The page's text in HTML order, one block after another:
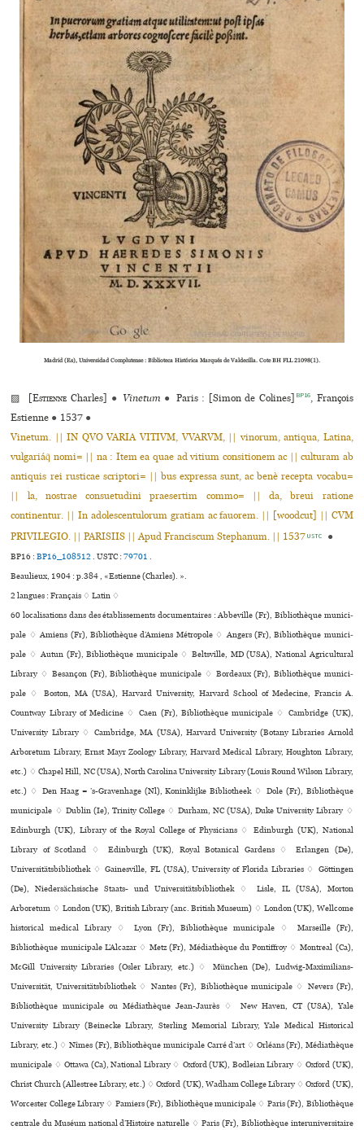
Madrid (Es), Universidad Complutense : Biblioteca Histórica Marqués de Valdecilla. Cote BH FLL 21098(1).
▨ [Estienne Charles] ● Vinetum ● Paris : [Simon de Colines] BP16, François
Estienne ● 1537 ●
Vinetum. || IN QVO VARIA VITIVM, VVARVM, || vinorum, antiqua, Latina,
vulgariáq̃ nomi= || na : Item ea quae ad vitium consitionem ac || culturam ab
antiquis rei rusticae scriptori= || bus expressa sunt, ac benè recepta vocabu=
|| la, nostrae consuetudini praesertim commo= || da, breui ratione
continentur. || In adolescentulorum gratiam ac fauorem. || [woodcut] || CVM
PRIVILEGIO. || PARISIIS || Apud Franciscum Stephanum. || 1537 USTC ●
BP16 :BP16_108512.USTC :79701.
Beaulieux, 1904 : p.384 , «Estienne (Charles). ».
2 langues :Français ♢Latin ♢
60 localisations dans des établissements documentaires : Abbeville (Fr), Bibliothèque muni­ci­
pale ♢ Amiens (Fr), Bibliothèque d’Amiens Métropole ♢ Angers (Fr), Bibliothèque muni­ci­
pale ♢ Autun (Fr), Bibliothèque muni­ci­pale ♢ Beltsville, MD (USA), National Agricultural
Library ♢ Besançon (Fr), Bibliothèque muni­ci­pale ♢ Bordeaux (Fr), Bibliothèque muni­ci­
pale ♢ Boston, MA (USA), Harvard University, Harvard School of Medecine, Francis A.
Countway Library of Medicine ♢ Caen (Fr), Bibliothèque muni­ci­pale ♢ Cambridge (UK),
University Library ♢ Cambridge, MA (USA), Harvard University (Botany Libraries Arnold
Arboretum Library, Ernst Mayr Zoology Library, Harvard Medical Library, Houghton Library,
etc.) ♢ Chapel Hill, NC (USA), North Carolina University Library (Louis Round Wilson Library,
etc.) ♢ Den Haag = ’s-Gravenhage (Nl), Koninklijke Bibliotheek ♢ Dole (Fr), Bibliothèque
muni­ci­pale ♢ Dublin (Ie), Trinity College ♢ Durham, NC (USA), Duke University Library ♢
Edinburgh (UK), Library of the Royal College of Physicians ♢ Edinburgh (UK), National
Library of Scotland ♢ Edinburgh (UK), Royal Botanical Gardens ♢ Erlangen (De),
Universitätsbibliothek ♢ Gainesville, FL (USA), University of Florida Libraries ♢ Göttingen
(De), Niedersächsische Staats- und Universitätsbibliothek ♢ Lisle, IL (USA), Morton
Arboretum ♢ London (UK), British Library (anc. British Museum) ♢ London (UK), Wellcome
his­to­ri­cal medi­cal Library ♢ Lyon (Fr), Bibliothèque muni­ci­pale ♢ Marseille (Fr),
Bibliothèque muni­ci­pale L’Alcazar ♢ Metz (Fr), Médiathèque du Pontiffroy ♢ Montreal (Ca),
McGill University Libraries (Osler Library, etc.) ♢ München (De), Ludwig-Maximilians-
Universität, Universitätsbibliothek ♢ Nantes (Fr), Bibliothèque muni­ci­pale ♢ Nevers (Fr),
Bibliothèque muni­ci­pale ou Médiathèque Jean-Jaurès ♢ New Haven, CT (USA), Yale
University Library (Beinecke Library, Sterling Memorial Library, Yale Medical Historical
Library, etc.) ♢ Nîmes (Fr), Bibliothèque muni­ci­pale Carré d’art ♢ Orléans (Fr), Médiathèque
muni­ci­pale ♢ Ottawa (Ca), National Library ♢ Oxford (UK), Bodleian Library ♢ Oxford (UK),
Christ Church (Allestree Library, etc.) ♢ Oxford (UK), Wadham College Library ♢ Oxford (UK),
Worcester College Library ♢ Pamiers (Fr), Bibliothèque municipale ♢ Paris (Fr), Bibliothèque
cen­trale du Muséum natio­nal d’Histoire natu­relle ♢ Paris (Fr), Bibliothèque inte­ru­ni­ver­si­taire